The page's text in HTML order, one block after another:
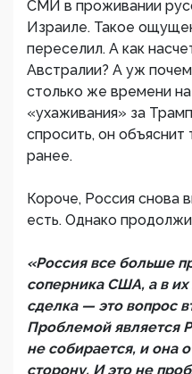
СМИ в проживании
Израиле. Такое
переселил. А как
Австралии? А уж
столько же времени
«ухаживания» за
спросить, он объяснит
ранее.
Короче, Россия снова
есть. Однако
«Россия все больше
соперника США, а в их
сделка — это вопрос
Проблемой является
не собирается, и она
сторону. И это не